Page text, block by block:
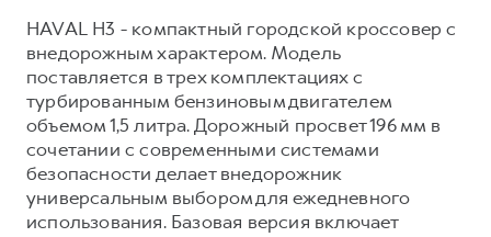
HAVAL H3 - компактный городской кроссовер с
внедорожным характером. Модель
поставляется в трех комплектациях с
турбированным бензиновым двигателем
объемом 1,5 литра. Дорожный просвет 196 мм в
сочетании с современными системами
безопасности делает внедорожник
универсальным выбором для ежедневного
использования. Базовая версия включает